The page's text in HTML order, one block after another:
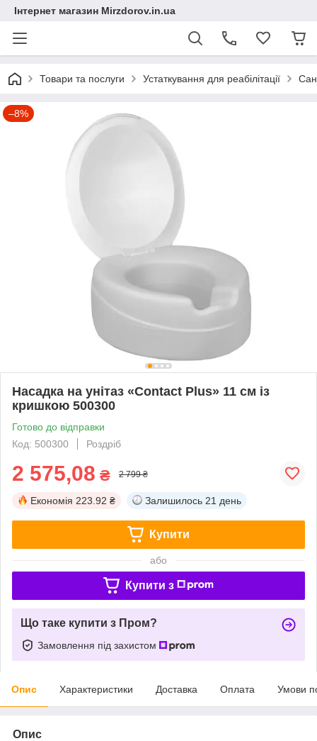
Інтернет магазин Mirzdorov.in.ua
Товари та послуги Устаткування для реабілітації
–8%
Насадка на унітаз «Contact Plus» 11 см із
кришкою 500300
Готово до відправки
Код: 500300
Роздріб
2 575,08 ₴ 2 799 ₴
Економія 223.92 ₴ Залишилось 21 день
Купити
або
Купити з
Що таке купити з Пром?
Замовлення під захистом
Опис Характеристики Доставка Оплата Умови
Опис